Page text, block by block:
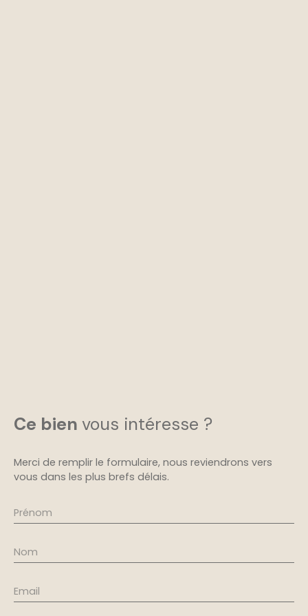
Ce bien vous intéresse ?
Merci de remplir le formulaire, nous reviendrons vers
vous dans les plus brefs délais.
Prénom
Nom
Email